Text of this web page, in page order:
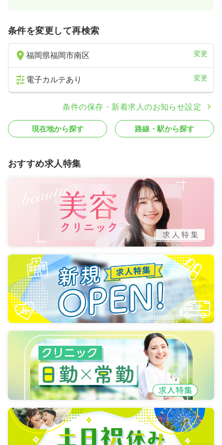
条件を変更して再検索
福岡県福岡市南区 変更
電子カルテあり 変更
条件の保存・新着求人のお知らせ設定
現在地から探す 路線・駅から探す
おすすめ求人特集